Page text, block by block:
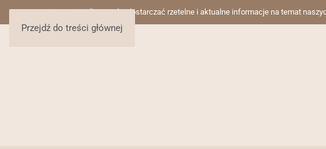
Przejdź do treści głównej
Nieustannie dbamy, aby dostarczać rzetelne i aktualne informacje na temat